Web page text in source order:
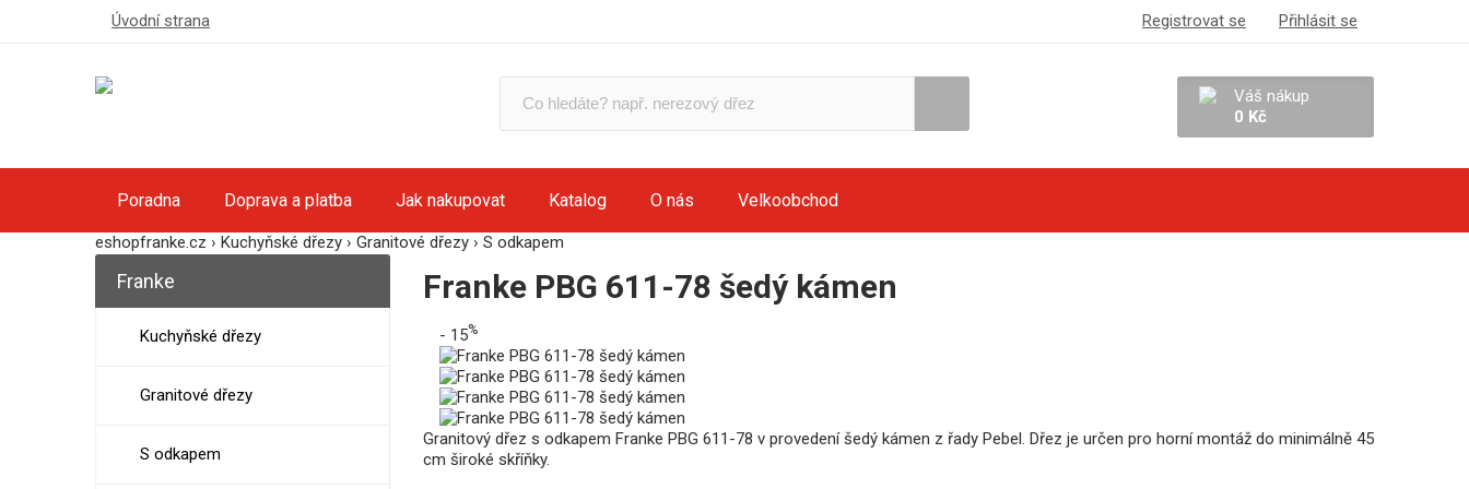
Úvodní strana Registrovat se Přihlásit se
Váš nákup
0 Kč
Poradna Doprava a platba Jak nakupovat Katalog O nás Velkoobchod
eshopfranke.cz › Kuchyňské dřezy › Granitové dřezy › S odkapem
Franke PBG 611-78 šedý kámen
- 15%
Granitový dřez s odkapem Franke PBG 611-78 v provedení šedý kámen z řady Pebel. Dřez je určen pro horní montáž do minimálně 45
cm široké skříňky.
Franke
Kuchyňské dřezy
Granitové dřezy
S odkapem